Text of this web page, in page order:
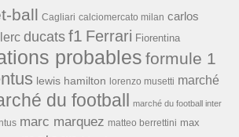
ball Cagliari calciomercato milan carlos
ducats f1 Ferrari Fiorentina
probables formule 1
lewis hamilton lorenzo musetti marché
du football marché du football inter
marc marquez matteo berrettini max